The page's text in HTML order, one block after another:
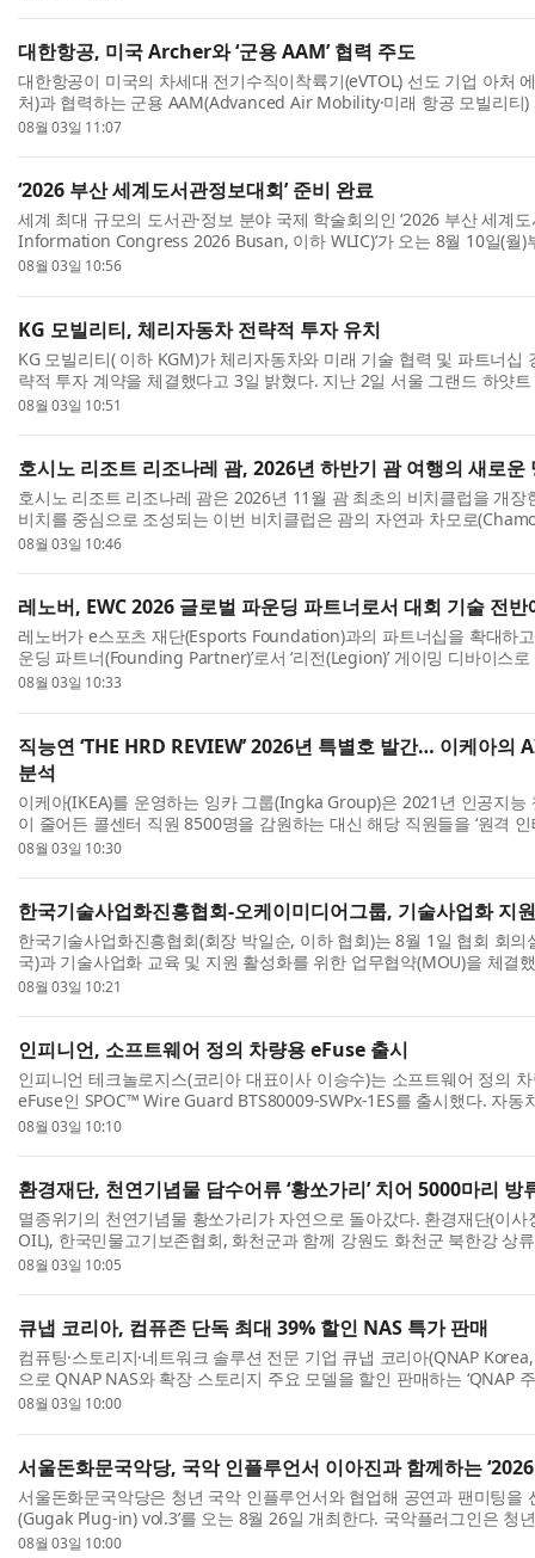
대한항공, 미국 Archer와 ‘군용 AAM’ 협력 주도
대한항공이 미국의 차세대 전기수직이착륙기(eVTOL) 선도 기업 아처
처)과 협력하는 군용 AAM(Advanced Air Mobility·미래 항공 모빌리티
고 있다. 해외에서 검증된 민간 기체 도입을 기반으로 ...
08월 03일 11:07
‘2026 부산 세계도서관정보대회’ 준비 완료
세계 최대 규모의 도서관·정보 분야 국제 학술회의인 ‘2026 부산 세계
Information Congress 2026 Busan, 이하 WLIC)’가 오는 8월 10일(월)
코(BEXCO)에서 개최된다. 국제도서관협회연맹(IFLA)이 ...
08월 03일 10:56
KG 모빌리티, 체리자동차 전략적 투자 유치
KG 모빌리티( 이하 KGM)가 체리자동차와 미래 기술 협력 및 파트너십
략적 투자 계약을 체결했다고 3일 밝혔다. 지난 2일 서울 그랜드 하얏
장을 위한 전략적 투자 계약 체결식’에는 KGM 곽재선...
08월 03일 10:51
호시노 리조트 리조나레 괌, 2026년 하반기 괌 여행의 새로운
호시노 리조트 리조나레 괌은 2026년 11월 괌 최초의 비치클럽을 개
비치를 중심으로 조성되는 이번 비치클럽은 괌의 자연과 차모로
콘텐츠를 선보이며 새로운 휴양 경험을 제안한다. 인...
08월 03일 10:46
레노버, EWC 2026 글로벌 파운딩 파트너로서 대회 기술 전
레노버가 e스포츠 재단(Esports Foundation)과의 파트너십을 확대하고
운딩 파트너(Founding Partner)’로서 ‘리전(Legion)’ 게이밍 디바이스
다고 밝혔다. 올해 처음 파리에서 열린 EWC 2026은 세...
08월 03일 10:33
직능연 ‘THE HRD REVIEW’ 2026년 특별호 발간… 이케아의
분석
이케아(IKEA)를 운영하는 잉카 그룹(Ingka Group)은 2021년 인공지능
이 줄어든 콜센터 직원 8500명을 감원하는 대신 해당 직원들을 ‘원격
(advisor)’로 재훈련하고 신규 서비스를 개시했다. 그 결과,...
08월 03일 10:30
한국기술사업화진흥협회-오케이미디어그룹, 기술사업화 지
한국기술사업화진흥협회(회장 박일순, 이하 협회)는 8월 1일 협회 회
국)과 기술사업화 교육 및 지원 활성화를 위한 업무협약(MOU)을 체결
오케이미디어그룹 최용국 대표이사와 협회 한상언 사...
08월 03일 10:21
인피니언, 소프트웨어 정의 차량용 eFuse 출시
인피니언 테크놀로지스(코리아 대표이사 이승수)는 소프트웨어 정의
eFuse인 SPOC™ Wire Guard BTS80009-SWPx-1ES를 출시했다. 자
제품은 SPI 인터페이스를 지원하며, 보호 기능이 내장된 하...
08월 03일 10:10
환경재단, 천연기념물 담수어류 ‘황쏘가리’ 치어 5000마리 방
멸종위기의 천연기념물 황쏘가리가 자연으로 돌아갔다. 환경재단(이사
OIL), 한국민물고기보존협회, 화천군과 함께 강원도 화천군 북한강 상
가리’ 복원을 위한 치어 방류 활동을 성공적으로 ...
08월 03일 10:05
큐냅 코리아, 컴퓨존 단독 최대 39% 할인 NAS 특가 판매
컴퓨팅·스토리지·네트워크 솔루션 전문 기업 큐냅 코리아(QNAP
으로 QNAP NAS와 확장 스토리지 주요 모델을 할인 판매하는 ‘QNAP
다. 이번 행사는 8월 1일부터 9월 30일까지 진행되며, ...
08월 03일 10:00
서울돈화문국악당, 국악 인플루언서 이아진과 함께하는
서울돈화문국악당은 청년 국악 인플루언서와 협업해 공연과 팬미팅을
(Gugak Plug-in) vol.3’를 오는 8월 26일 개최한다. 국악플러그인은 청
을 보다 친숙하고 다채롭게 경험할 수 있도록 기획된 서...
08월 03일 10:00